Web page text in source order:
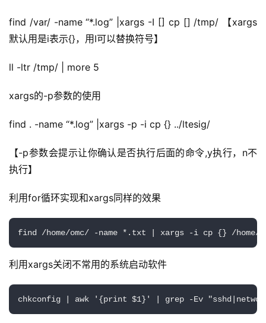
find /var/ -name “*.log” |xargs -I [] cp [] /tmp/ 【xargs
默认用是i表示{}，用I可以替换符号】
ll -ltr /tmp/ | more 5
xargs的-p参数的使用
find . -name “*.log” |xargs -p -i cp {} ../ltesig/
【-p参数会提示让你确认是否执行后面的命令,y执行，n不
执行】
利用for循环实现和xargs同样的效果
find /home/omc/ -name *.txt | xargs -i cp {} /
利用xargs关闭不常用的系统启动软件
chkconfig | awk '{print $1}' | grep -Ev